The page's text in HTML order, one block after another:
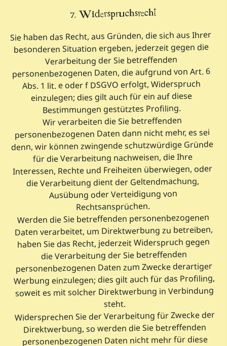
7. Widerspruchsrecht
Sie haben das Recht, aus Gründen, die sich aus Ihrer
besonderen Situation ergeben, jederzeit gegen die
Verarbeitung der Sie betreffenden
personenbezogenen Daten, die aufgrund von Art. 6
Abs. 1 lit. e oder f DSGVO erfolgt, Widerspruch
einzulegen; dies gilt auch für ein auf diese
Bestimmungen gestütztes Profiling.
Wir verarbeiten die Sie betreffenden
personenbezogenen Daten dann nicht mehr, es sei
denn, wir können zwingende schutzwürdige Gründe
für die Verarbeitung nachweisen, die Ihre
Interessen, Rechte und Freiheiten überwiegen, oder
die Verarbeitung dient der Geltendmachung,
Ausübung oder Verteidigung von
Rechtsansprüchen.
Werden die Sie betreffenden personenbezogenen
Daten verarbeitet, um Direktwerbung zu betreiben,
haben Sie das Recht, jederzeit Widerspruch gegen
die Verarbeitung der Sie betreffenden
personenbezogenen Daten zum Zwecke derartiger
Werbung einzulegen; dies gilt auch für das Profiling,
soweit es mit solcher Direktwerbung in Verbindung
steht.
Widersprechen Sie der Verarbeitung für Zwecke der
Direktwerbung, so werden die Sie betreffenden
personenbezogenen Daten nicht mehr für diese